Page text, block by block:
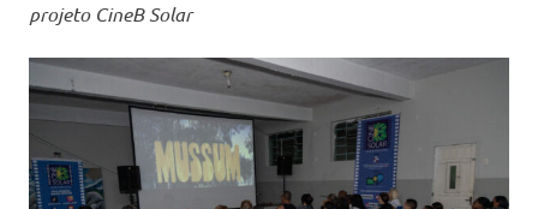
projeto CineB Solar